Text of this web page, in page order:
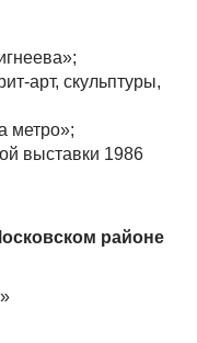
арт, скульптуры,
метро»;
выставки 1986
районе